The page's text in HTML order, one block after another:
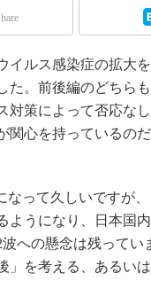
イルス感染症の拡大
た。前後編のどちら
対策によって否応な
関心を持っているの
って久しいですが、
ようになり、日本国
への懸念は残ってい
」を考える、あるい